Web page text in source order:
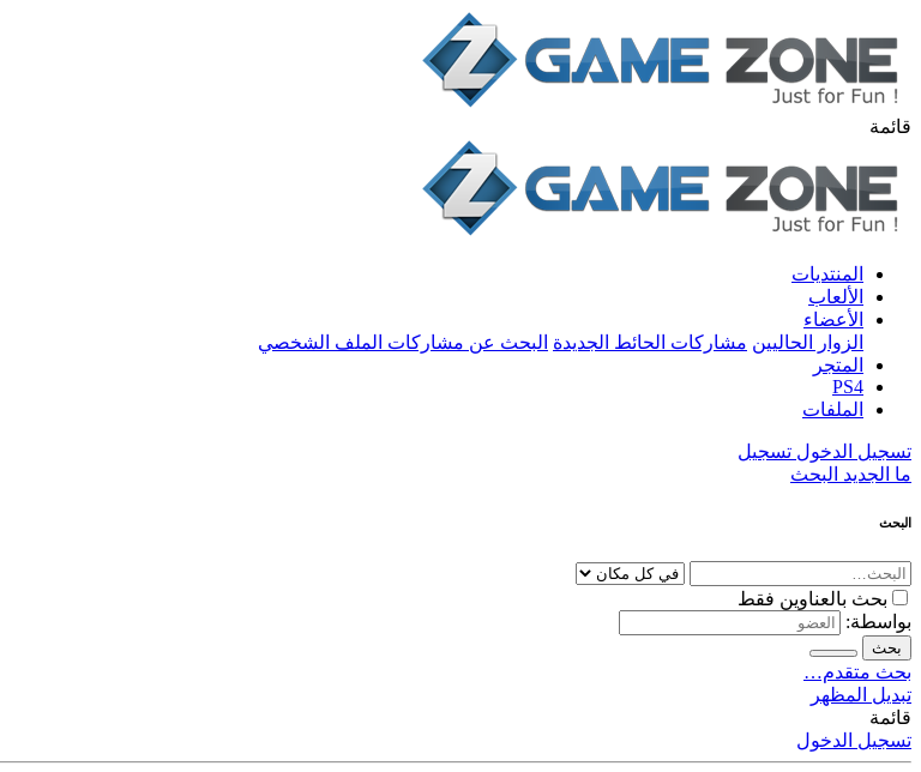
قائمة
المنتديات
الألعاب
الأعضاء
الزوار الحاليين مشاركات الحائط الجديدة البحث عن مشاركات الملف الشخصي
المتجر
PS4
الملفات
تسجيل الدخول تسجيل
ما الجديد البحث
البحث
بحث بالعناوين فقط
بواسطة:
بحث
بحث متقدم…
تبديل المظهر
قائمة
تسجيل الدخول